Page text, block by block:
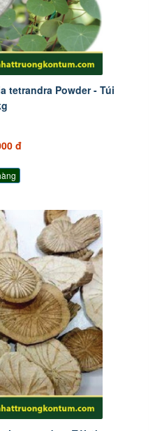
tetrandra Powder - Túi
đ